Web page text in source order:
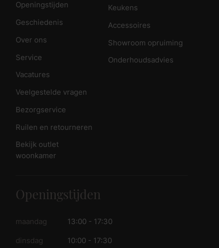
Openingstijden
Geschiedenis
Over ons
Service
Vacatures
Veelgestelde vragen
Bezorgservice
Ruilen en retourneren
Bekijk outlet
woonkamer
Keukens
Accessoires
Showroom opruiming
Onderhoudsadvies
Openingstijden
maandag 13:00 - 17:30
dinsdag 10:00 - 17:30